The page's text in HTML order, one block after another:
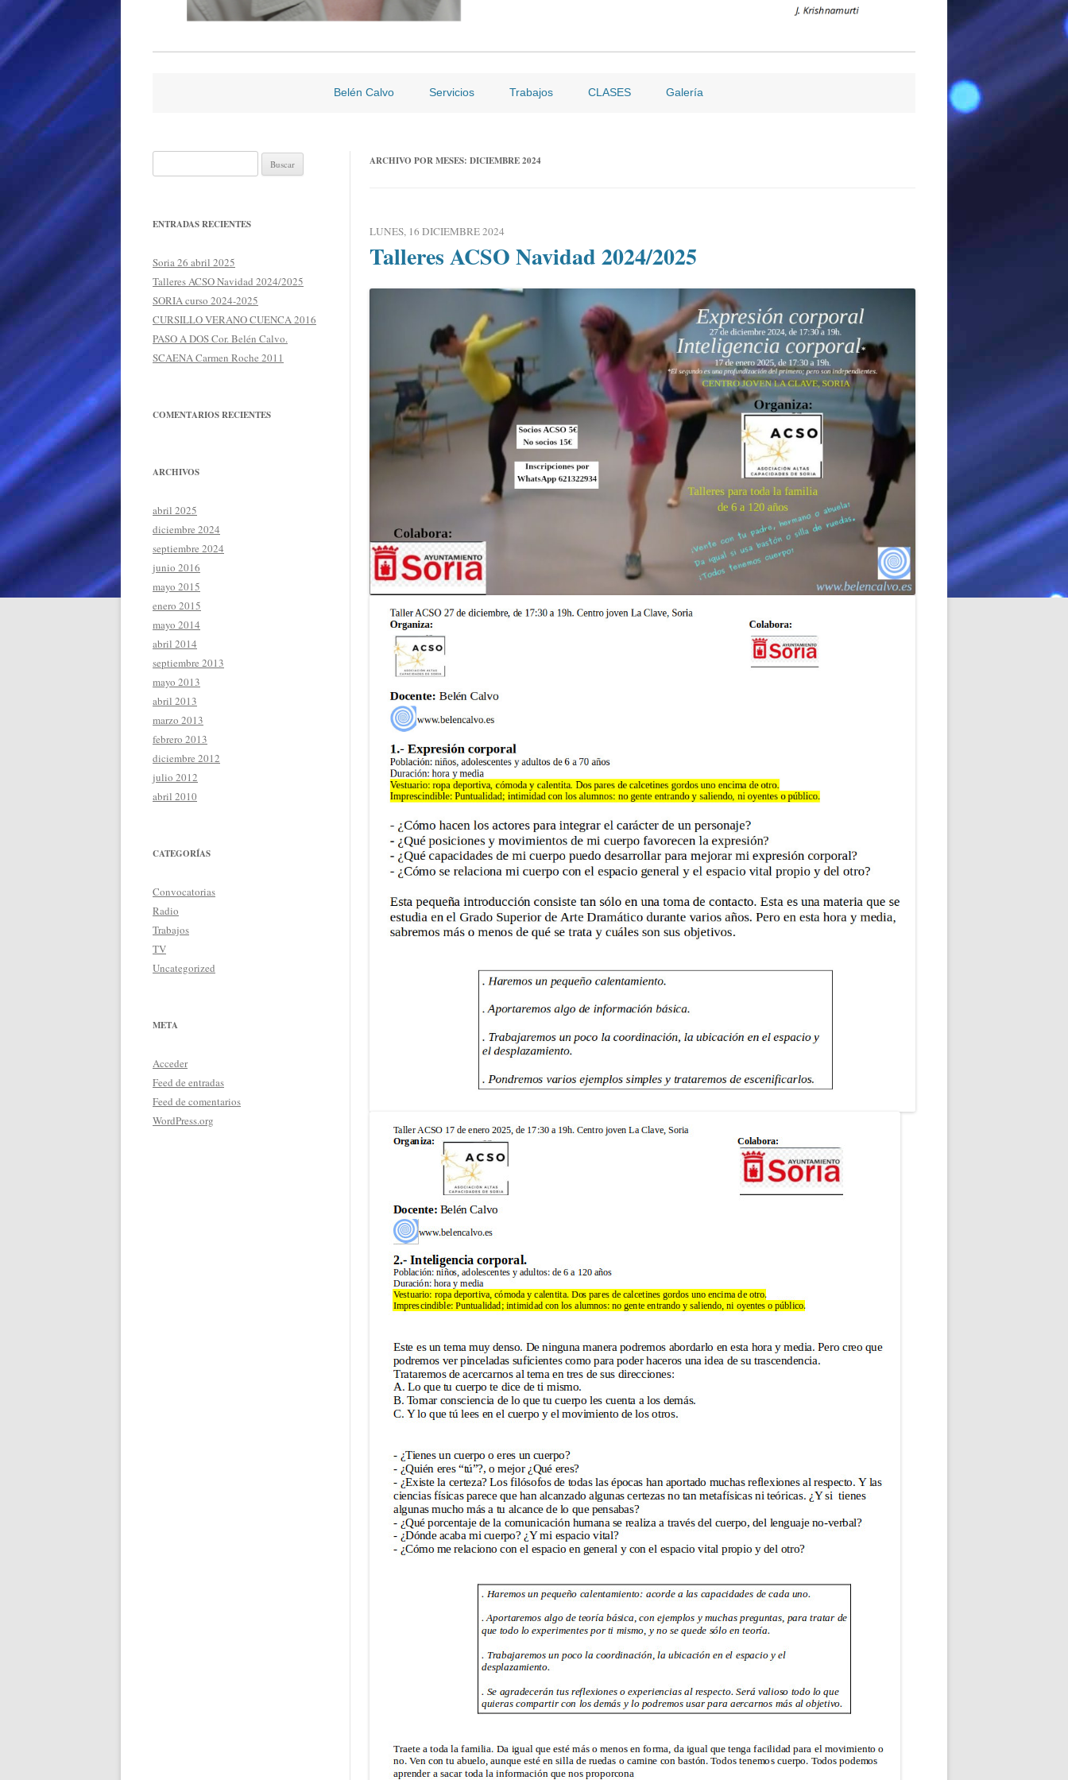
al
contenido
Belén Calvo Servicios Trabajos CLASES Galería
ARCHIVO POR MESES: DICIEMBRE 2024
LUNES, 16 DICIEMBRE 2024
Talleres ACSO Navidad 2024/2025
ENTRADAS RECIENTES
Soria 26 abril 2025
Talleres ACSO Navidad 2024/2025
SORIA curso 2024-2025
CURSILLO VERANO CUENCA 2016
PASO A DOS Cor. Belén Calvo.
SCAENA Carmen Roche 2011
COMENTARIOS RECIENTES
ARCHIVOS
abril 2025
diciembre 2024
septiembre 2024
junio 2016
mayo 2015
enero 2015
mayo 2014
abril 2014
septiembre 2013
mayo 2013
abril 2013
marzo 2013
febrero 2013
diciembre 2012
julio 2012
abril 2010
CATEGORÍAS
Convocatorias
Radio
Trabajos
TV
Uncategorized
META
Acceder
Feed de entradas
Feed de comentarios
WordPress.org